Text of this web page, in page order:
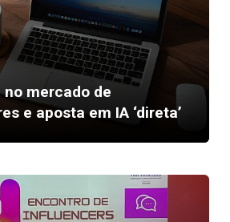
no mercado de
e aposta em IA ‘direta’